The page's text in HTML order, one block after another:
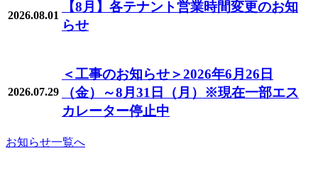
2026.08.01
【8月】各テナント営業時間変更のお知
らせ
2026.07.29
＜工事のお知らせ＞2026年6月26日
（金）～8月31日（月）※現在一部エス
カレーター停止中
お知らせ一覧へ